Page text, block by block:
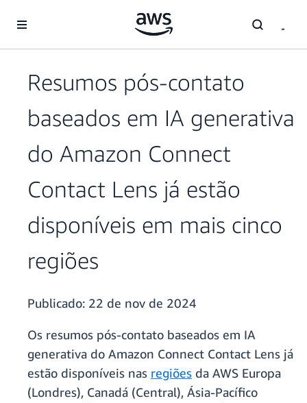
Pular para o conteúdo principal
Resumos pós-contato
baseados em IA generativa
do Amazon Connect
Contact Lens já estão
disponíveis em mais cinco
regiões
Publicado: 22 de nov de 2024
Os resumos pós-contato baseados em IA
generativa do Amazon Connect Contact Lens já
estão disponíveis nas regiões da AWS Europa
(Londres), Canadá (Central), Ásia-Pacífico